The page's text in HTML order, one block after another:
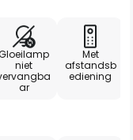
niet
ar
Met
afstandsb
ediening